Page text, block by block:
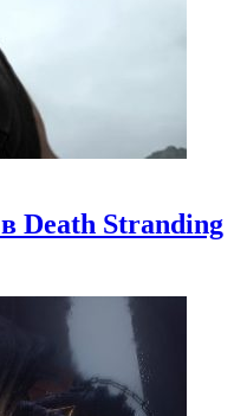
Death Stranding